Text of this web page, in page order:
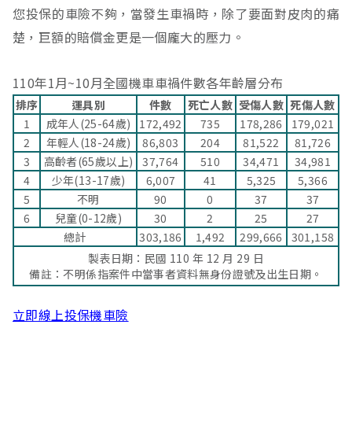
您投保的車險不夠，當發生車禍時，除了要面對皮肉的痛
楚，巨額的賠償金更是一個龐大的壓力。
110年1月~10月全國機車車禍件數各年齡層分布
排序 運具別 件數 死亡人數 受傷人數 死傷人數
1
成年人(25-64歲) 172,492 735 178,286
179,021
2
年輕人(18-24歲) 86,803 204 81,522
81,726
3
高齡者(65歲以上) 37,764 510 34,471
34,981
4
少年(13-17歲) 6,007 41 5,325
5,366
5
不明 90 0 37
37
6
兒童(0-12歲) 30 2 25
27
總計
303,186 1,492 299,666
301,158
製表日期：民國 110 年 12 月 29 日
備註：不明係指案件中當事者資料無身份證號及出生日期。
立即線上投保機車險